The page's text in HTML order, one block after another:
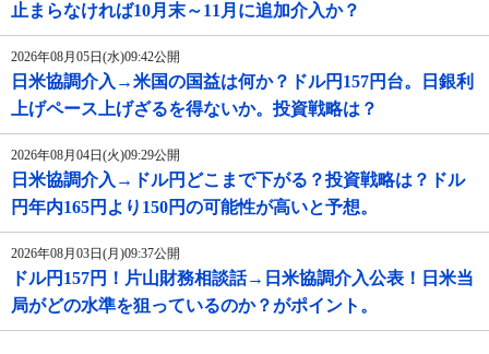
止まらなければ10月末～11月に追加介入か？
2026年08月05日(水)09:42公開
日米協調介入→米国の国益は何か？ドル円157円台。日銀利
上げペース上げざるを得ないか。投資戦略は？
2026年08月04日(火)09:29公開
日米協調介入→ドル円どこまで下がる？投資戦略は？ドル
円年内165円より150円の可能性が高いと予想。
2026年08月03日(月)09:37公開
ドル円157円！片山財務相談話→日米協調介入公表！日米当
局がどの水準を狙っているのか？がポイント。